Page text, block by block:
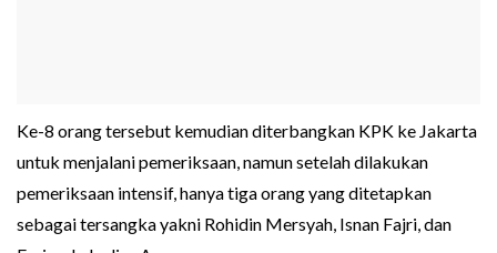
Ke-8 orang tersebut kemudian diterbangkan KPK ke Jakarta
untuk menjalani pemeriksaan, namun setelah dilakukan
pemeriksaan intensif, hanya tiga orang yang ditetapkan
sebagai tersangka yakni Rohidin Mersyah, Isnan Fajri, dan